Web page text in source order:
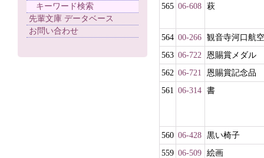
キーワード検索
先輩文庫 データベース
お問い合わせ
565 06-608 萩
564 00-266 観音寺河口航
563 06-722 恩賜賞メダル
562 06-721
恩賜賞記念品
561 06-314 書
560 06-428 黒い椅子
559 06-509 絵画